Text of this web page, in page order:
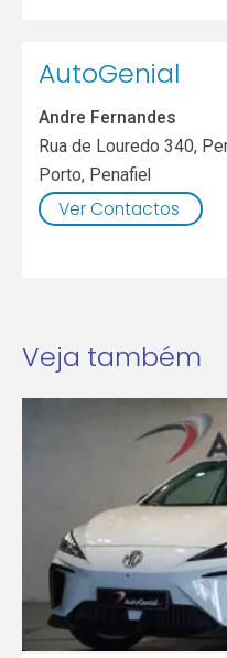
AutoGenial
Andre Fernandes
Rua de Louredo 340,
Porto, Penafiel
Ver Contactos
Veja também